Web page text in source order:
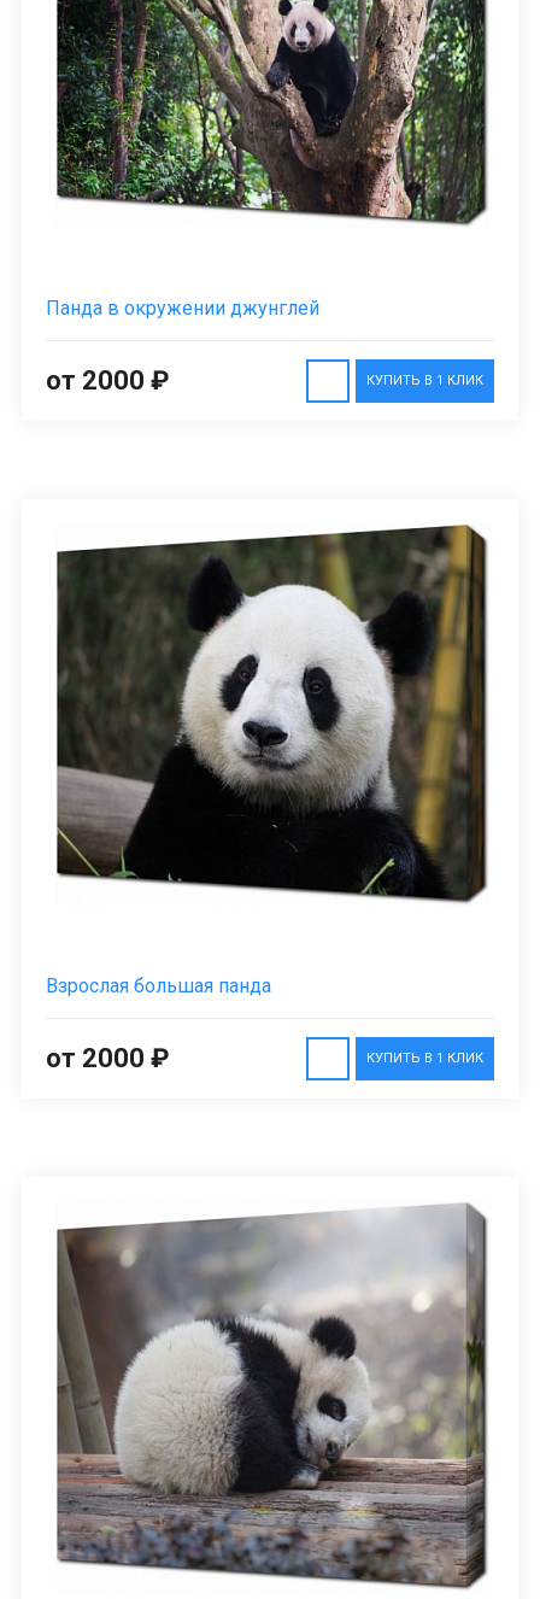
Панда в окружении джунглей
КУПИТЬ В 1 КЛИК
от 2000 ₽
Взрослая большая панда
КУПИТЬ В 1 КЛИК
от 2000 ₽